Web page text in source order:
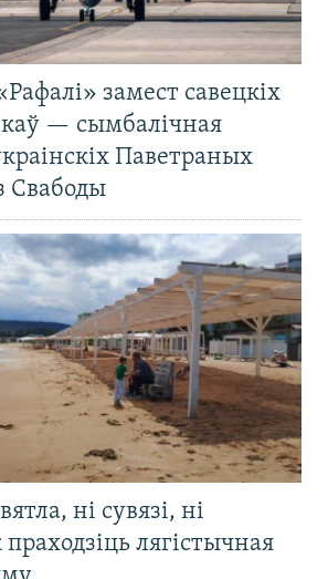
замест савецкіх
— сымбалічная
Паветраных
Свабоды
ні сувязі, ні
лягістычная